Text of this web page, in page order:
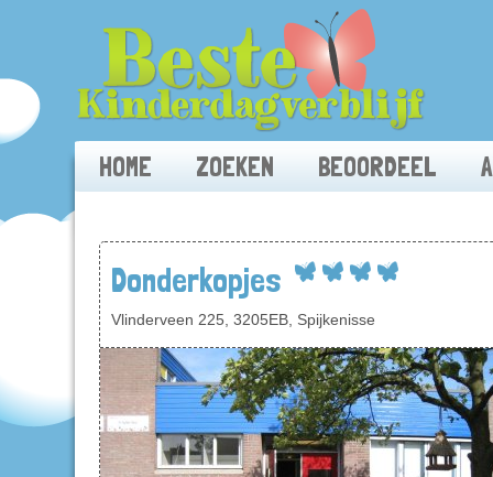
HOME ZOEKEN BEOORDEEL
Donderkopjes
Vlinderveen 225, 3205EB, Spijkenisse